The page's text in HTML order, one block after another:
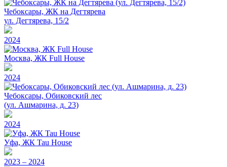
Чебоксары, ЖК на Дегтярева
ул. Дегтярева, 15/2
2024
Москва, ЖК Full House
2024
Чебоксары, Обиковский лес
(ул. Ашмарина, д. 23)
2024
Уфа, ЖК Tau House
2023 – 2024